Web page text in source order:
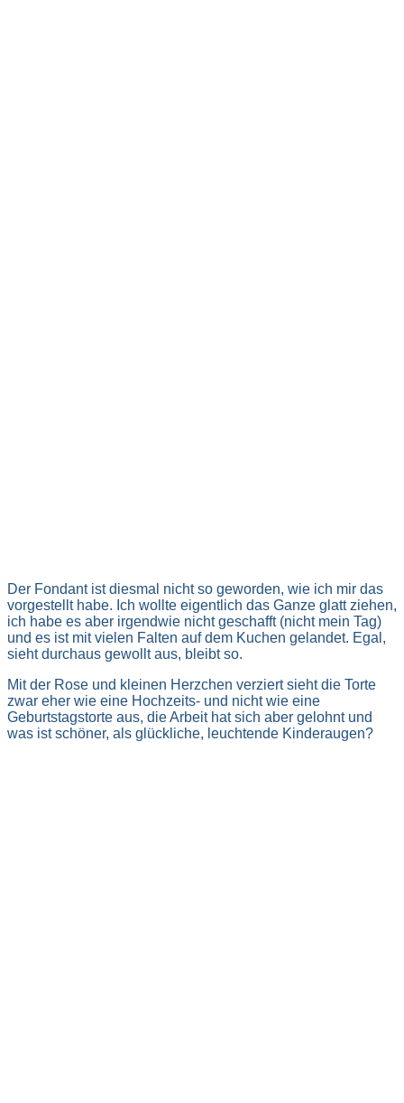
Der Fondant ist diesmal nicht so geworden, wie ich mir das
vorgestellt habe. Ich wollte eigentlich das Ganze glatt ziehen,
ich habe es aber irgendwie nicht geschafft (nicht mein Tag)
und es ist mit vielen Falten auf dem Kuchen gelandet. Egal,
sieht durchaus gewollt aus, bleibt so.
Mit der Rose und kleinen Herzchen verziert sieht die Torte
zwar eher wie eine Hochzeits- und nicht wie eine
Geburtstagstorte aus, die Arbeit hat sich aber gelohnt und
was ist schöner, als glückliche, leuchtende Kinderaugen?